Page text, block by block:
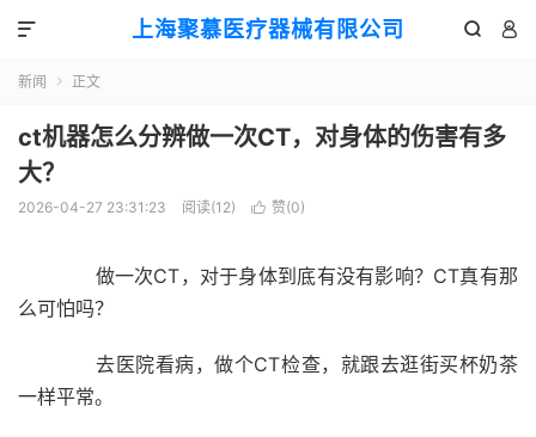
上海聚慕医疗器械有限公司  

新闻  正文
ct机器怎么分辨做一次CT，对身体的伤害有多
大？
2026-04-27 23:31:23 阅读(12)  赞(0)
做一次CT，对于身体到底有没有影响？CT真有那
么可怕吗？
去医院看病，做个CT检查，就跟去逛街买杯奶茶
一样平常。